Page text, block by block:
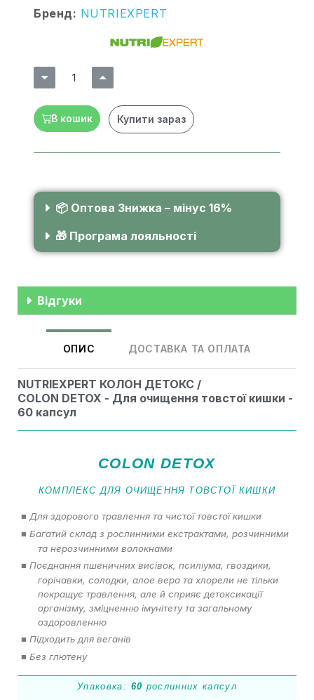
Бренд
NUTRIEXPERT
В кошик Купити зараз
📦 Оптова Знижка – мінус 16%
🎁 Програма лояльності
Відгуки
ОПИС ДОСТАВКА ТА ОПЛАТА
NUTRIEXPERT КОЛОН ДЕТОКС /
COLON DETOX - Для очищення товстої кишки -
60 капсул
COLON DETOX
КОМПЛЕКС ДЛЯ ОЧИЩЕННЯ ТОВСТОЇ КИШКИ
■ Для здорового травлення та чистої товстої кишки
■ Багатий склад з рослинними екстрактами, розчинними
та нерозчинними волокнами
■ Поєднання пшеничних висівок, псиліума, гвоздики,
горічавки, солодки, алое вера та хлорели не тільки
покращує травлення, але й сприяє детоксикації
організму, зміцненню імунітету та загальному
оздоровленню
■ Підходить для веганів
■ Без глютену
Упаковка: 60 рослинних капсул